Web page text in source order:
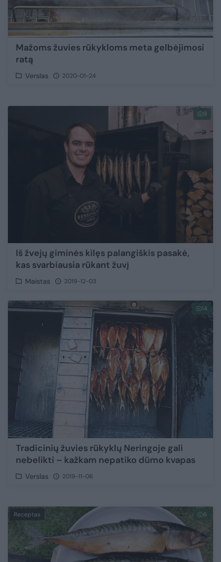
Mažoms žuvies rūkykloms meta gelbėjimosi
ratą
Verslas 2020-01-24
9
Iš žvejų giminės kilęs palangiškis pasakė,
kas svarbiausia rūkant žuvį
Maistas 2019-12-03
14
Tradicinių žuvies rūkyklų Neringoje gali
nebelikti – kažkam nepatiko dūmo kvapas
Verslas 2019-11-06
Receptas 6